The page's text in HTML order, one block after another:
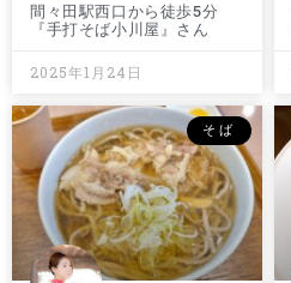
間々田駅西口から徒歩5分
『手打そば小川屋』さん
2025年1月24日
そば